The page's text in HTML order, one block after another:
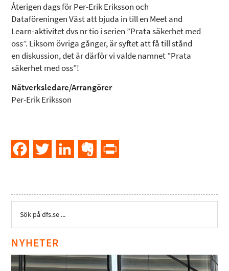
Återigen dags för Per-Erik Eriksson och
Dataföreningen Väst att bjuda in till en Meet and
Learn-aktivitet dvs nr tio i serien ”Prata säkerhet med
oss”. Liksom övriga gånger, är syftet att få till stånd
en diskussion, det är därför vi valde namnet ”Prata
säkerhet med oss”!
Nätverksledare/Arrangörer
Per-Erik Eriksson
FacebookTwitter LinkedInEvernote
NYHETER